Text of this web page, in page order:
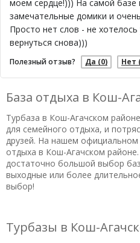
моем сердце!))) На самой базе
замечательные домики и
Просто нет слов - не
вернуться снова)))
Полезный отзыв? Да (0) Нет
База отдыха в Кош-
Турбаза в Кош-Агачском
для семейного отдыха, и
друзей. На нашем официальном
отдыха в Кош-Агачском
достаточно большой выбор
выходные или более
выбор!
Турбазы в Кош-